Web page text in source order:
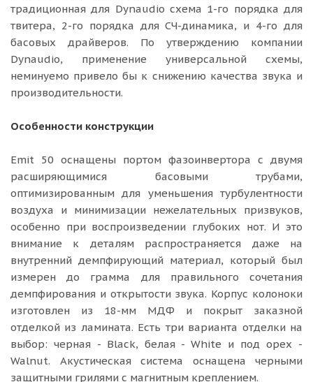
традиционная для Dynaudio схема 1-го порядка для
твитера, 2-го порядка для СЧ-динамика, и 4-го для
басовых драйверов. По утверждению компании
Dynaudio, применение универсальной схемы,
неминуемо привело бы к снижению качества звука и
производительности.
Особенности конструкции
Emit 50 оснащены портом фазоинвертора с двумя
расширяющимися басовыми трубами,
оптимизированным для уменьшения турбулентности
воздуха и минимизации нежелательных призвуков,
особенно при воспроизведении глубоких нот. И это
внимание к деталям распространяется даже на
внутренний демпфирующий материал, который был
измерен до грамма для правильного сочетания
демпфирования и открытости звука. Корпус колоноки
изготовлен из 18-мм МДФ и покрыт заказной
отделкой из ламината. Есть три варианта отделки на
выбор: черная - Black, белая - White и под орех -
Walnut. Акустическая система оснащена черными
защитными грилями с магнитным креплением.